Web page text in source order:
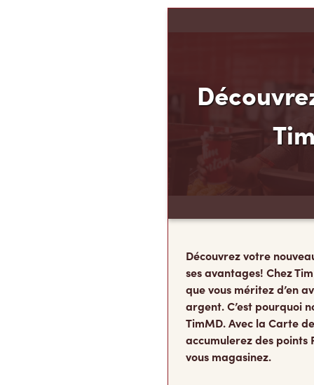
Découvrez votre
ses avantages! Chez
que vous méritez d’en
argent. C’est pourquoi
TimMD. Avec la Carte
accumulerez des
vous magasinez.